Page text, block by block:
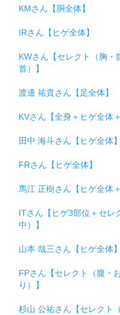
KMさん【胴全体】
IRさん【ヒゲ全体】
KWさん【セレクト（胸・
首）】
渡邊 祐貴さん【足全体】
KVさん【全身＋ヒゲ全体
田中 海斗さん【ヒゲ全体】
FRさん【ヒゲ全体】
馬江 正樹さん【ヒゲ全体
ITさん【ヒゲ3部位＋セレ
中）】
山本 哉三さん【ヒゲ全体】
FPさん【セレクト（腹・
り）】
杉山 公祐さん【セレクト